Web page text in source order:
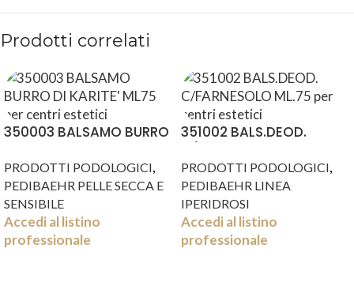
Prodotti correlati
350003 BALSAMO BURRO
PRODOTTI PODOLOGICI,
PEDIBAEHR PELLE SECCA E
SENSIBILE
Accedi al listino
professionale
351002 BALS.DEOD.
PRODOTTI PODOLOGICI,
PEDIBAEHR LINEA
IPERIDROSI
Accedi al listino
professionale